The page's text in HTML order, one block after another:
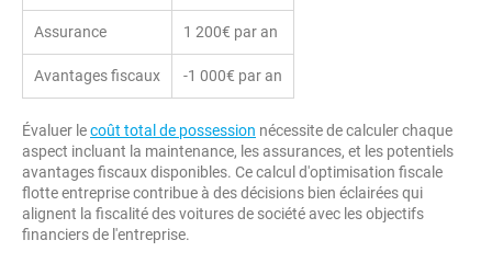
Assurance 1 200€ par an
Avantages fiscaux -1 000€ par an
Évaluer lecoût total de possession nécessite de calculer chaque
aspect incluant la maintenance, les assurances, et les potentiels
avantages fiscaux disponibles. Ce calcul d'optimisation fiscale
flotte entreprise contribue à des décisions bien éclairées qui
alignent la fiscalité des voitures de société avec les objectifs
financiers de l'entreprise.